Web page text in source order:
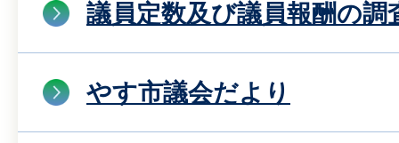
議員定数及び議員報酬の調
やす市議会だより